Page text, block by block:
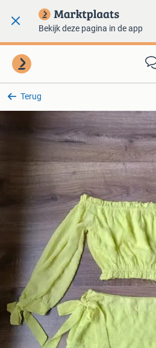
Bekijk deze pagina in de app
Terug